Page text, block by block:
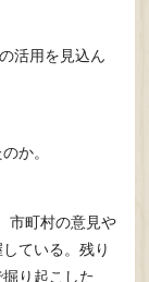
活用を見込ん
か。
市町村の意見や
ている。残り
り起こした